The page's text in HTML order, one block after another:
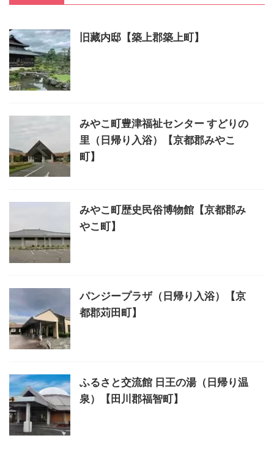
旧藏内邸【築上郡築上町】
みやこ町豊津福祉センター すどりの
里（日帰り入浴）【京都郡みやこ
町】
みやこ町歴史民俗博物館【京都郡み
やこ町】
パンジープラザ（日帰り入浴）【京
都郡苅田町】
ふるさと交流館 日王の湯（日帰り温
泉）【田川郡福智町】